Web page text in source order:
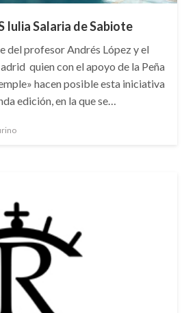
Iulia Salaria de Sabiote
del profesor Andrés López y el
quien con el apoyo de la Peña
hacen posible esta iniciativa
edición, en la que se…